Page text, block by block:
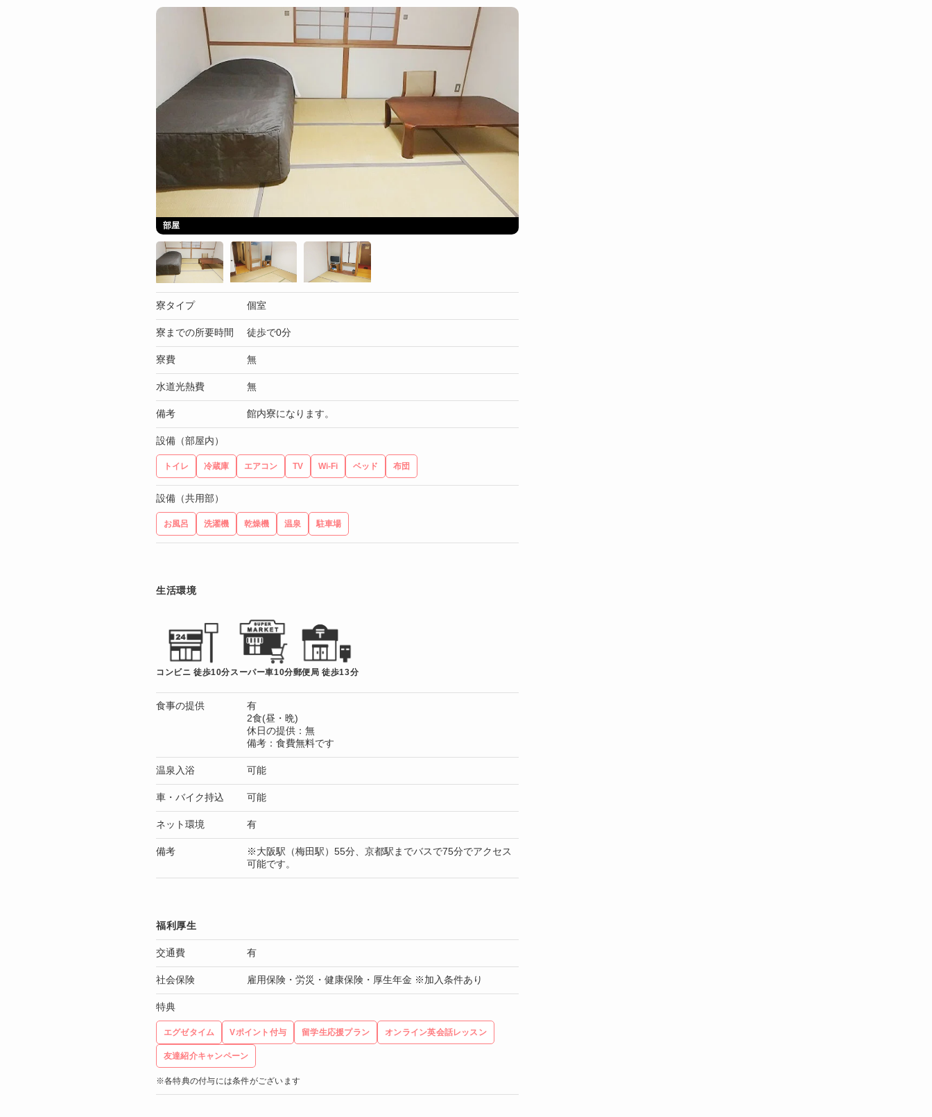
部屋
寮タイプ 個室
寮までの所要時間 徒歩で0分
寮費 無
水道光熱費 無
備考 館内寮になります。
設備（部屋内）
トイレ 冷蔵庫 エアコン TV Wi-Fi ベッド 布団
設備（共用部）
お風呂 洗濯機 乾燥機 温泉 駐車場
生活環境
コンビニ 徒歩10分スーパー車10分郵便局 徒歩13分
食事の提供
有
2食(昼・晩)
休日の提供：無
備考：食費無料です
温泉入浴 可能
車・バイク持込 可能
ネット環境 有
備考
※大阪駅（梅田駅）55分、京都駅までバスで75分でアクセス
可能です。
福利厚生
交通費 有
社会保険 雇用保険・労災・健康保険・厚生年金 ※加入条件あり
特典
エグゼタイム Vポイント付与 留学生応援プラン オンライン英会話レッスン
友達紹介キャンペーン
※各特典の付与には条件がございます